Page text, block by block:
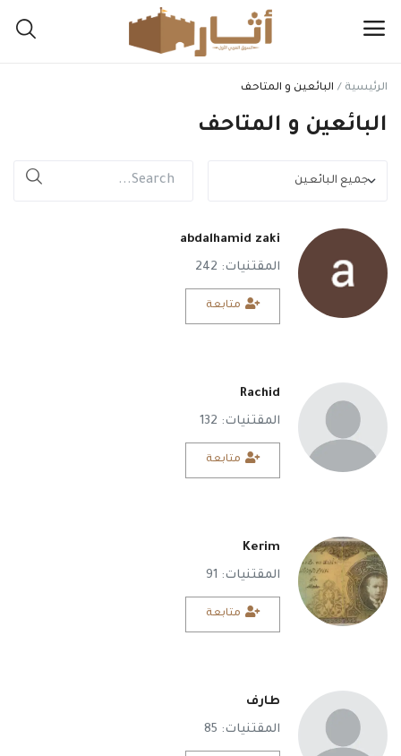
مقتنياتك
التصنيفات
الرئيسية
المدونة
طريقة البيع
فحص و تقييم
الدخول
تسجيل جديد
العربية
الرئيسية البائعين و المتاحف
البائعين و المتاحف
abdalhamid zaki
المقتنيات: 242
متابعة
Rachid
المقتنيات: 132
متابعة
Kerim
المقتنيات: 91
متابعة
طارف
المقتنيات: 85